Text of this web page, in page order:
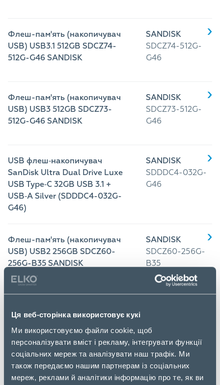
Ця веб-сторінка використовує кукі
Ми використовуємо файли cookie, щоб
персоналізувати вміст і рекламу, інтегрувати функції
соціальних мереж та аналізувати наш трафік. Ми
також передаємо нашим партнерам із соціальних
мереж, реклами й аналітики інформацію про те, як ви
Флеш-пам'ять (накопичувач
USB) USB3.1 512GB SDCZ74-
512G-G46 SANDISK
SANDISK
SDCZ74-512G-
G46
Флеш-пам'ять (накопичувач
USB) USB3 512GB SDCZ73-
512G-G46 SANDISK
SANDISK
SDCZ73-512G-
G46
USB флеш‑накопичувач
SanDisk Ultra Dual Drive Luxe
USB Type‑C 32GB USB 3.1 +
USB‑A Silver (SDDDC4-032G-
G46)
SANDISK
SDDDC4-032G-
G46
Флеш-пам'ять (накопичувач
USB) USB2 256GB SDCZ60-
256G-B35 SANDISK
SANDISK
SDCZ60-256G-
B35
USB) USB-C 64GB SDDDC4-
064G-G46 SANDISK
064G-G46
Флеш-пам'ять (накопичувач
USB) USB2 64GB SDCZ62-
SANDISK
SDCZ62-064G-